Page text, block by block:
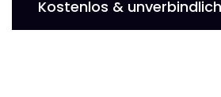
Kostenlos &